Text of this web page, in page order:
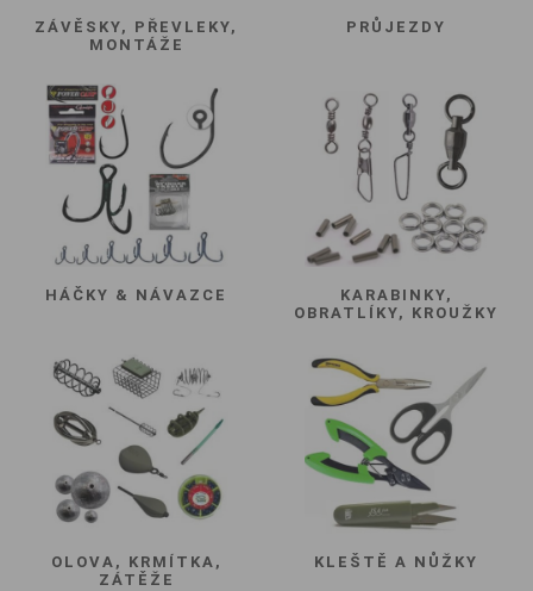
ZÁVĚSKY, PŘEVLEKY,
MONTÁŽE
PRŮJEZDY
HÁČKY & NÁVAZCE
KARABINKY,
OBRATLÍKY, KROUŽKY
OLOVA, KRMÍTKA,
ZÁTĚŽE
KLEŠTĚ A NŮŽKY